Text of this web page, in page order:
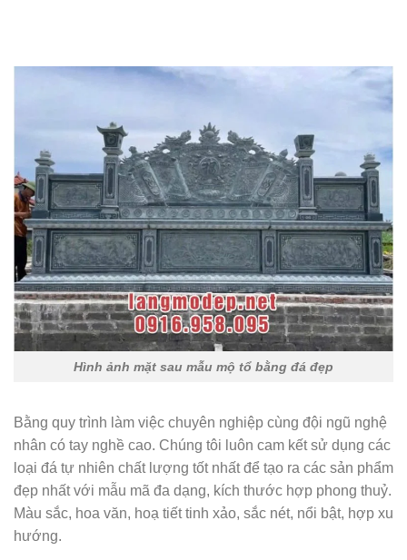
Hình ảnh mặt sau mẫu mộ tổ bằng đá đẹp
Bằng quy trình làm việc chuyên nghiệp cùng đội ngũ nghệ
nhân có tay nghề cao. Chúng tôi luôn cam kết sử dụng các
loại đá tự nhiên chất lượng tốt nhất để tạo ra các sản phẩm
đẹp nhất với mẫu mã đa dạng, kích thước hợp phong thuỷ.
Màu sắc, hoa văn, hoạ tiết tinh xảo, sắc nét, nổi bật, hợp xu
hướng.